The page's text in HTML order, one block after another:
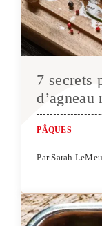
7 secrets
d’agneau
PÂQUES
Par Sarah